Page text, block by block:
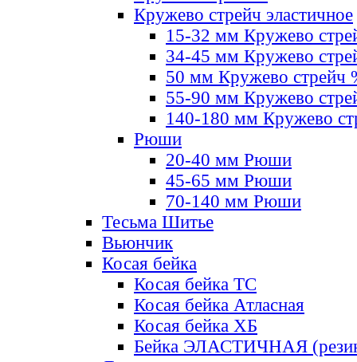
Кружево стрейч эластичное
15-32 мм Кружево
34-45 мм Кружево
50 мм Кружево стрейч
55-90 мм Кружево
140-180 мм Кружево
Рюши
20-40 мм Рюши
45-65 мм Рюши
70-140 мм Рюши
Тесьма Шитье
Вьюнчик
Косая бейка
Косая бейка ТС
Косая бейка Атласная
Косая бейка ХБ
Бейка ЭЛАСТИЧНАЯ